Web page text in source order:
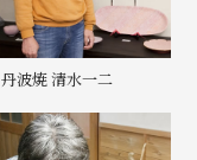
丹波焼 清水一二